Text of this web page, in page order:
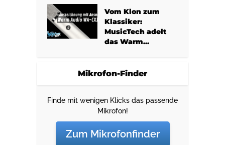
Vom Klon zum
Klassiker:
MusicTech adelt
das Warm...
Mikrofon-Finder
Finde mit wenigen Klicks das passende
Mikrofon!
Zum Mikrofonfinder